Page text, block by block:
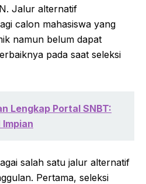
Jalur alternatif
calon mahasiswa yang
namun belum dapat
pada saat seleksi
Lengkap Portal SNBT:
salah satu jalur alternatif
Pertama, seleksi